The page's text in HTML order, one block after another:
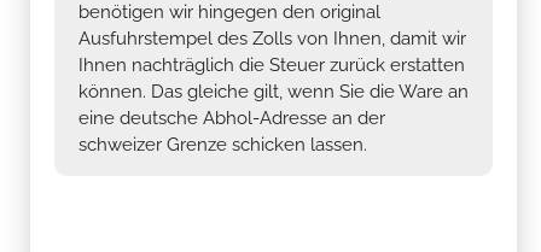
benötigen wir hingegen den original
Ausfuhrstempel des Zolls von Ihnen, damit wir
Ihnen nachträglich die Steuer zurück erstatten
können. Das gleiche gilt, wenn Sie die Ware an
eine deutsche Abhol-Adresse an der
schweizer Grenze schicken lassen.